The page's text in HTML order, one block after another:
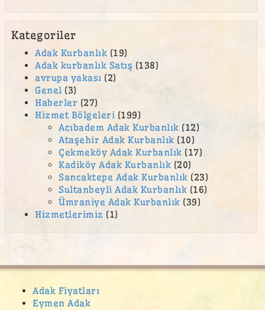
Kategoriler
Adak Kurbanlık (19)
Adak kurbanlık Satış (138)
avrupa yakası (2)
Genel (3)
Haberler (27)
Hizmet Bölgeleri (199)
Acıbadem Adak Kurbanlık (12)
Ataşehir Adak Kurbanlık (10)
Çekmeköy Adak Kurbanlık (17)
Kadiköy Adak Kurbanlık (20)
Sancaktepe Adak Kurbanlık (23)
Sultanbeyli Adak Kurbanlık (16)
Ümraniye Adak Kurbanlık (39)
Hizmetlerimiz (1)
Adak Fiyatları
Eymen Adak